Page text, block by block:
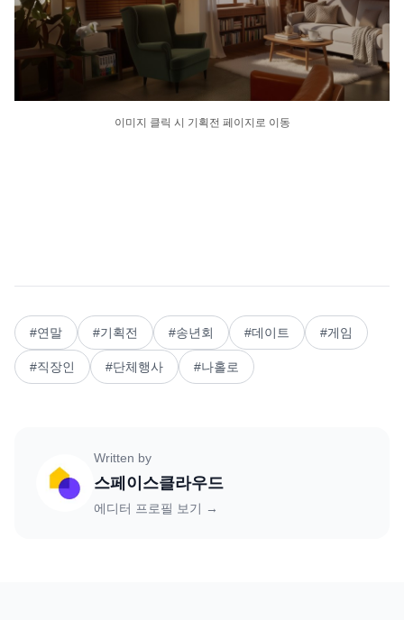
이미지 클릭 시 기획전 페이지로 이동
#연말 #기획전 #송년회 #데이트 #게임
#직장인 #단체행사 #나홀로
Written by
스페이스클라우드
에디터 프로필 보기 →